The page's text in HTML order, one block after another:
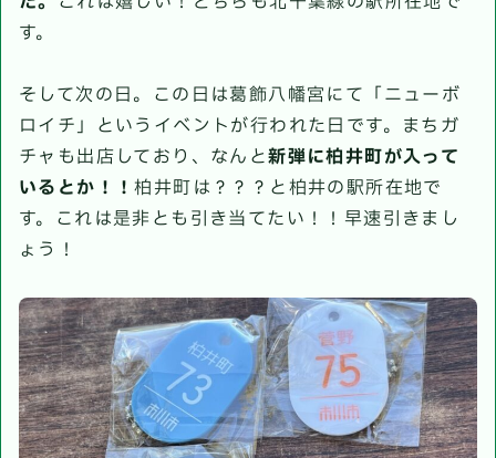
す。
そして次の日。この日は葛飾八幡宮にて「ニューボ
ロイチ」というイベントが行われた日です。まちガ
チャも出店しており、なんと新弾に柏井町が入って
いるとか！！柏井町は？？？と柏井の駅所在地で
す。これは是非とも引き当てたい！！早速引きまし
ょう！